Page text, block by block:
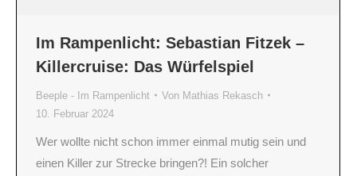
Im Rampenlicht: Sebastian Fitzek –
Killercruise: Das Würfelspiel
Beeple - Im Rampenlicht Von Mathias Rekasch
10. Februar 2024
Wer wollte nicht schon immer einmal mutig sein und
einen Killer zur Strecke bringen?! Ein solcher